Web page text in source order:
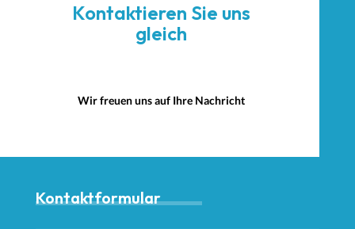
Kontaktieren Sie uns
gleich
Wir freuen uns auf Ihre Nachricht
Kontaktformular